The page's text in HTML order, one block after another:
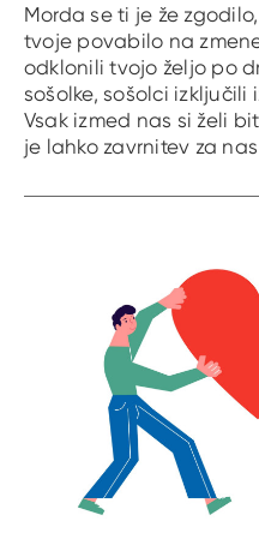
Morda se ti je že
tvoje povabilo na
odklonili tvojo željo po
sošolke, sošolci izključili
Vsak izmed nas si želi
je lahko zavrnitev za